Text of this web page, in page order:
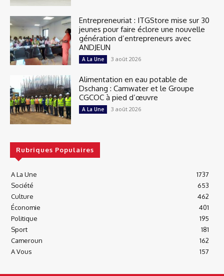
Entrepreneuriat : ITGStore mise sur 30
jeunes pour faire éclore une nouvelle
génération d’entrepreneurs avec
ANDJEUN
A La Une 3 août 2026
Alimentation en eau potable de
Dschang : Camwater et le Groupe
CGCOC à pied d’œuvre
A La Une 3 août 2026
Rubriques Populaires
A La Une
1737
Société
653
Culture
462
Économie
401
Politique
195
Sport
181
Cameroun
162
A Vous
157